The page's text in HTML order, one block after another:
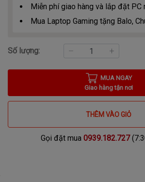
Miễn phí giao hàng và lắp đặt PC
Mua Laptop Gaming tặng Balo,
Số lượng:
MUA NGAY
Giao hàng tận nơi
THÊM VÀO GIỎ
Gọi đặt mua 0939.182.727